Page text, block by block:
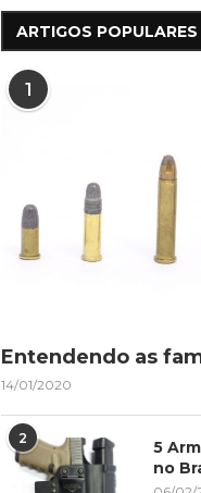
ARTIGOS
1
Entendendo as
14/01/2020
2
5
no